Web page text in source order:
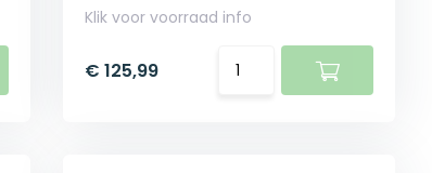
Klik voor voorraad info
€ 125,99